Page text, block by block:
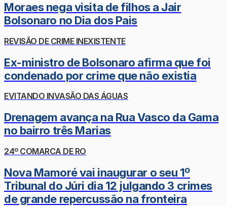
Moraes nega visita de filhos a Jair
Bolsonaro no Dia dos Pais
REVISÃO DE CRIME INEXISTENTE
Ex-ministro de Bolsonaro afirma que foi
condenado por crime que não existia
EVITANDO INVASÃO DAS ÁGUAS
Drenagem avança na Rua Vasco da Gama
no bairro três Marias
24º COMARCA DE RO
Nova Mamoré vai inaugurar o seu 1º
Tribunal do Júri dia 12 julgando 3 crimes
de grande repercussão na fronteira